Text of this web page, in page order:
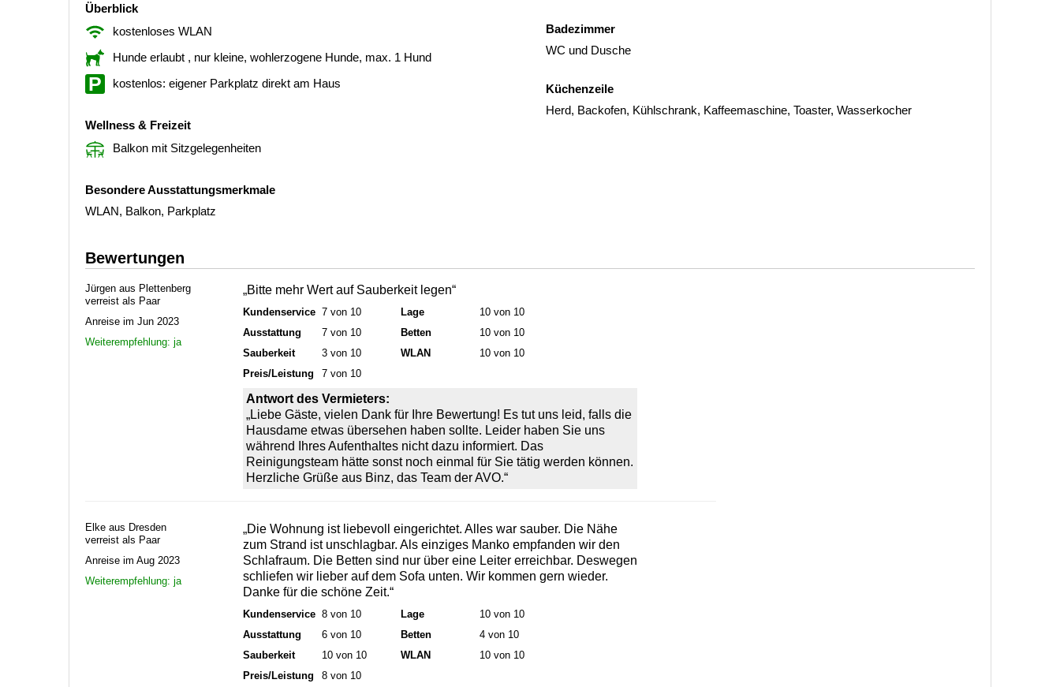
Überblick
kostenloses WLAN
Hunde erlaubt , nur kleine, wohlerzogene Hunde, max. 1 Hund
kostenlos: eigener Parkplatz direkt am Haus
Wellness & Freizeit
Balkon mit Sitzgelegenheiten
Besondere Ausstattungsmerkmale
WLAN, Balkon, Parkplatz
Badezimmer
WC und Dusche
Küchenzeile
Herd, Backofen, Kühlschrank, Kaffeemaschine, Toaster, Wasserkocher
Bewertungen
Jürgen aus Plettenberg
verreist als Paar
Anreise im Jun 2023
Weiterempfehlung: ja
„Bitte mehr Wert auf Sauberkeit legen“
Kundenservice 7 von 10
Ausstattung
7 von 10
Sauberkeit
3 von 10
Preis/Leistung
7 von 10
Lage
10 von 10
Betten
10 von 10
WLAN
10 von 10
Antwort des Vermieters:
„Liebe Gäste, vielen Dank für Ihre Bewertung! Es tut uns leid, falls die
Hausdame etwas übersehen haben sollte. Leider haben Sie uns
während Ihres Aufenthaltes nicht dazu informiert. Das
Reinigungsteam hätte sonst noch einmal für Sie tätig werden können.
Herzliche Grüße aus Binz, das Team der AVO.“
Elke aus Dresden
verreist als Paar
Anreise im Aug 2023
Weiterempfehlung: ja
„Die Wohnung ist liebevoll eingerichtet. Alles war sauber. Die Nähe
zum Strand ist unschlagbar. Als einziges Manko empfanden wir den
Schlafraum. Die Betten sind nur über eine Leiter erreichbar. Deswegen
schliefen wir lieber auf dem Sofa unten. Wir kommen gern wieder.
Danke für die schöne Zeit.“
Kundenservice 8 von 10
Ausstattung
6 von 10
Sauberkeit
10 von 10
Preis/Leistung
8 von 10
Lage
10 von 10
Betten
4 von 10
WLAN
10 von 10